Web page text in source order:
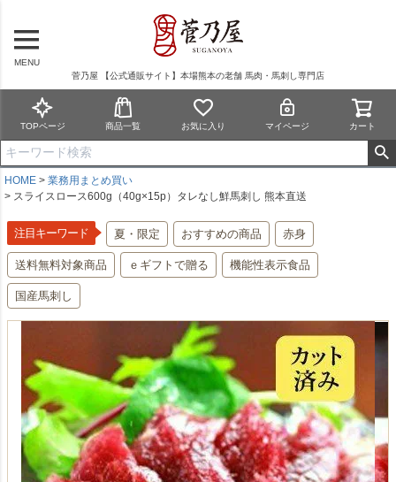
MENU
菅乃屋 【公式通販サイト】本場熊本の老舗 馬肉・馬刺し専門店
TOPページ 商品一覧 お気に入り マイページ カート
HOME
業務用まとめ買い
スライスロース600g（40g×15p）タレなし鮮馬刺し 熊本直送
注目キーワード 夏・限定 おすすめの商品 赤身
送料無料対象商品 ｅギフトで贈る 機能性表示食品
国産馬刺し